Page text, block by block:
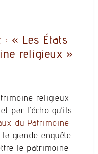
: « Les États
religieux »
religieux
par l’écho qu’ils
du Patrimoine
grande enquête
le patrimoine